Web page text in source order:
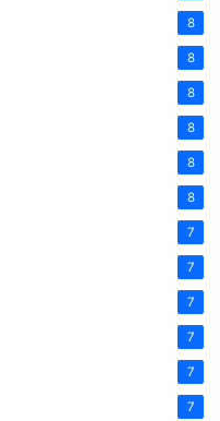
8
8
8
8
8
8
7
7
7
7
7
7